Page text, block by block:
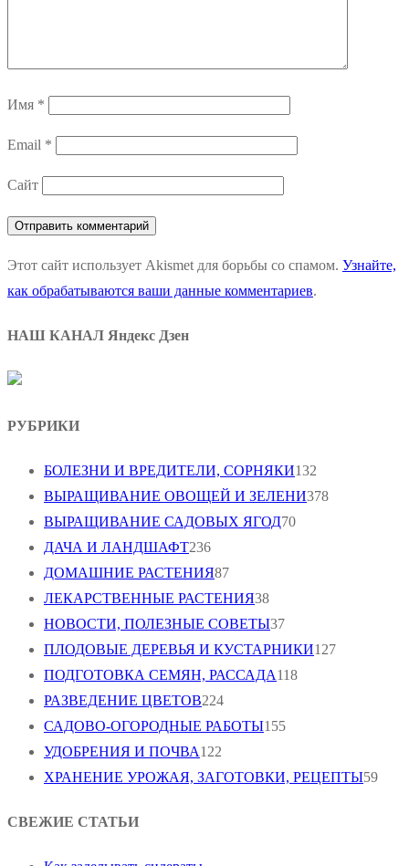
Имя *
Email *
Сайт
Этот сайт использует Akismet для борьбы со спамом. Узнайте,
как обрабатываются ваши данные комментариев.
НАШ КАНАЛ Яндекс Дзен
РУБРИКИ
БОЛЕЗНИ И ВРЕДИТЕЛИ, СОРНЯКИ132
ВЫРАЩИВАНИЕ ОВОЩЕЙ И ЗЕЛЕНИ378
ВЫРАЩИВАНИЕ САДОВЫХ ЯГОД70
ДАЧА И ЛАНДШАФТ236
ДОМАШНИЕ РАСТЕНИЯ87
ЛЕКАРСТВЕННЫЕ РАСТЕНИЯ38
НОВОСТИ, ПОЛЕЗНЫЕ СОВЕТЫ37
ПЛОДОВЫЕ ДЕРЕВЬЯ И КУСТАРНИКИ127
ПОДГОТОВКА СЕМЯН, РАССАДА118
РАЗВЕДЕНИЕ ЦВЕТОВ224
САДОВО-ОГОРОДНЫЕ РАБОТЫ155
УДОБРЕНИЯ И ПОЧВА122
ХРАНЕНИЕ УРОЖАЯ, ЗАГОТОВКИ, РЕЦЕПТЫ59
СВЕЖИЕ СТАТЬИ